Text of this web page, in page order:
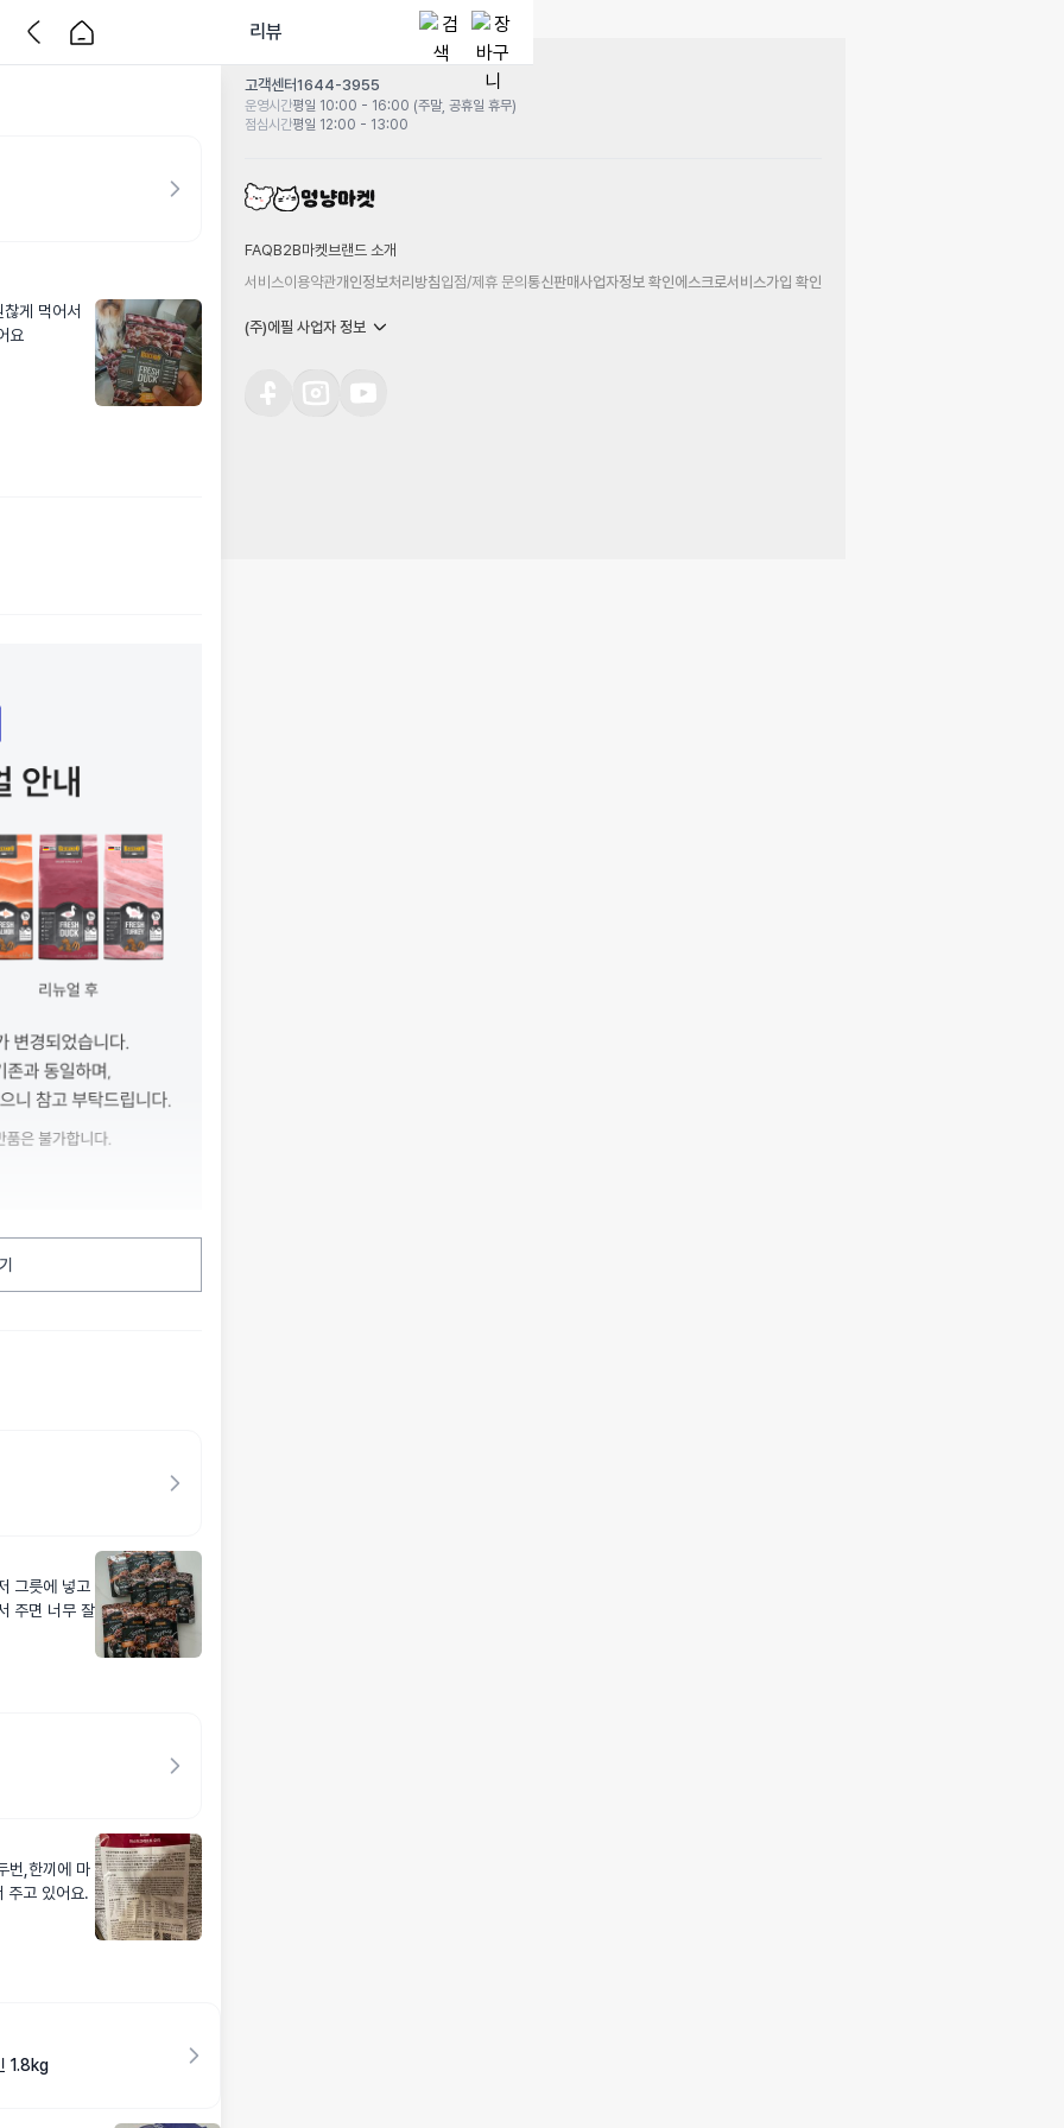
리뷰
게 먹어서
요
그릇에 넣고
주면 너무 잘
주고 있어요.
1.8kg
고객센터1644-3955
운영시간평일 10:00 - 16:00 (주말, 공휴일 휴무)
점심시간평일 12:00 - 13:00
FAQB2B마켓 브랜드 소개
서비스이용약관개인정보처리방침입점/제휴 문의통신판매사업자정보 확인에스크로서비스가입 확인
(주)에필 사업자 정보